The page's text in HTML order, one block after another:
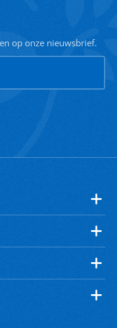
op onze nieuwsbrief.